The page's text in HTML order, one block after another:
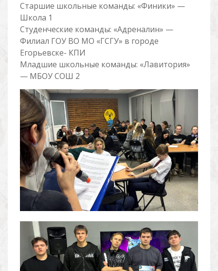
Старшие школьные команды: «Финики» —
Школа 1
Студенческие команды: «Адреналин» —
Филиал ГОУ ВО МО «ГСГУ» в городе
Егорьевске- КПИ
Младшие школьные команды: «Лавитория»
— МБОУ СОШ 2